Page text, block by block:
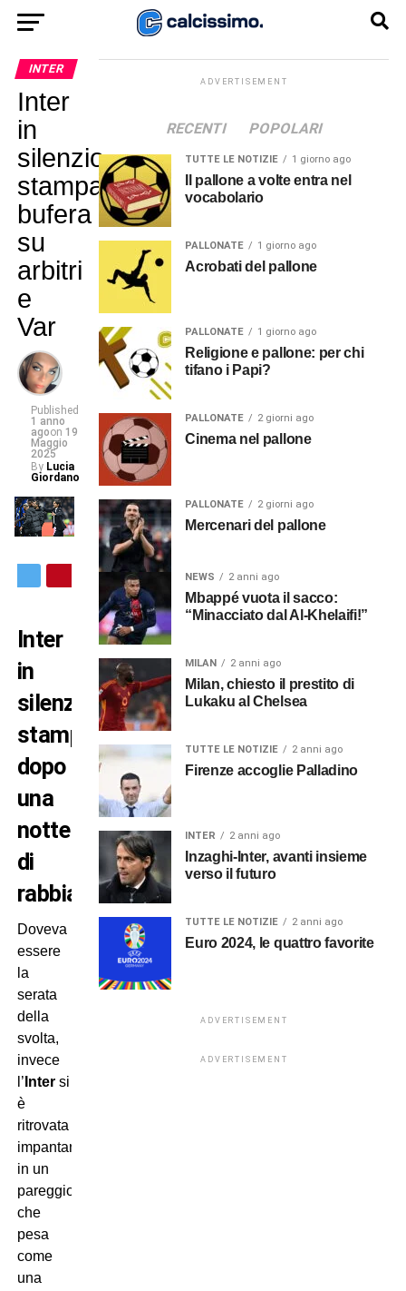
INTER
Inter
in
silenzio
stampa:
bufera
su
arbitri
e
Var
Published
1 anno
agoon 19
Maggio
2025
By Lucia
Giordano
Inter
in
silenzio
stampa
dopo
una
notte
di
rabbia
Doveva
essere
la
serata
della
svolta,
invece
l’ Intersi
è
ritrovata
impantanata
in un
pareggio
che
pesa
come
una
ADVERTISEMENT
RECENTI POPOLARI
TUTTE LE NOTIZIE 1 giorno ago
Il pallone a volte entra nel
vocabolario
PALLONATE 1 giorno ago
Acrobati del pallone
PALLONATE 1 giorno ago
Religione e pallone: per chi
tifano i Papi?
PALLONATE 2 giorni ago
Cinema nel pallone
PALLONATE 2 giorni ago
Mercenari del pallone
NEWS 2 anni ago
Mbappé vuota il sacco:
“Minacciato dal Al-Khelaifi!”
MILAN 2 anni ago
Milan, chiesto il prestito di
Lukaku al Chelsea
TUTTE LE NOTIZIE 2 anni ago
Firenze accoglie Palladino
INTER 2 anni ago
Inzaghi-Inter, avanti insieme
verso il futuro
TUTTE LE NOTIZIE 2 anni ago
Euro 2024, le quattro favorite
ADVERTISEMENT
ADVERTISEMENT